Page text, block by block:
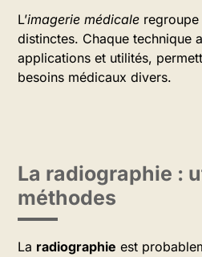
L’imagerie médicale
distinctes. Chaque technique
applications et utilités,
besoins médicaux divers.
La radiographie :
méthodes
La radiographie est